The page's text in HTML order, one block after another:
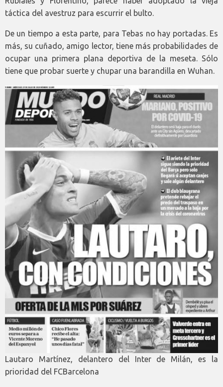
táctica del avestruz para escurrir el bulto.
De un tiempo a esta parte, para Tebas no hay portadas. Es
más, su cuñado, amigo lector, tiene más probabilidades de
ocupar una primera plana deportiva de la meseta. Sólo
tiene que probar suerte y chupar una barandilla en Wuhan.
Lautaro Martínez, delantero del Inter de Milán, es la
prioridad del FCBarcelona